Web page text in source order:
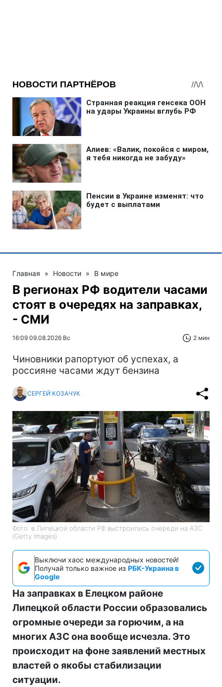
Главная » Новости » В мире
В регионах РФ водители часами
стоят в очередях на заправках,
- СМИ
16:09 09.08.2026 Вс 2 мин
Чиновники рапортуют об успехах, а
россияне часами ждут бензина
СЕРГЕЙ КОЗАЧУК
Фото: в Липецкой области РФ выстроились очереди на АЗС
(Getty Images)
Выключи хаос международных новостей!
Получай только важное из РБК-Украина в
Google
На заправках в Елецком районе
Липецкой области России образовались
огромные очереди за горючим, а на
многих АЗС она вообще исчезла. Это
происходит на фоне заявлений местных
властей о якобы стабилизации
ситуации.